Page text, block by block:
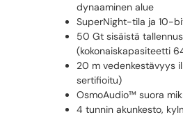
dynaaminen alue
SuperNight-tila ja 10-
50 Gt sisäistä
(kokonaiskapasiteetti
20 m vedenkestävyys
sertifioitu)
OsmoAudio™ suora
4 tunnin akunkesto,